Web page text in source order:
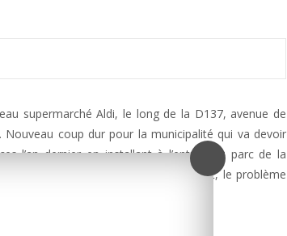
supermarché Aldi, le long de la D137, avenue de
coup dur pour la municipalité qui va devoir
l’an dernier en installant à l’entrée du parc de la
durant cette période. Mais visiblement, le problème